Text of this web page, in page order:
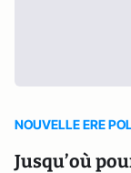
NOUVELLE ERE
Jusqu’où